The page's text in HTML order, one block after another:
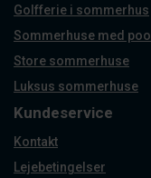
Golfferie i sommerhus
Sommerhuse med pool
Store sommerhuse
Luksus sommerhuse
Kundeservice
Kontakt
Lejebetingelser